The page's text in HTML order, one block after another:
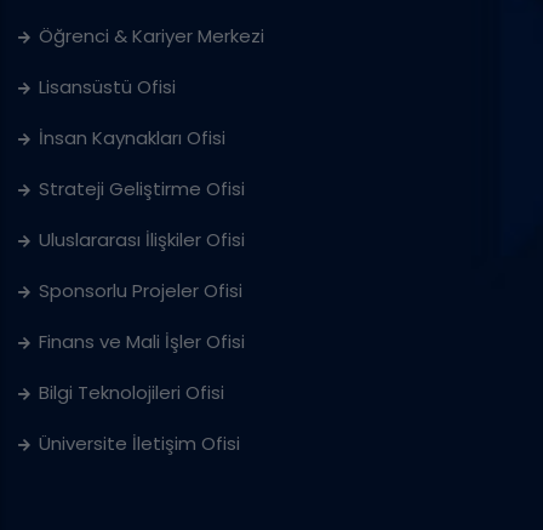
Öğrenci & Kariyer Merkezi
Lisansüstü Ofisi
İnsan Kaynakları Ofisi
Strateji Geliştirme Ofisi
Uluslararası İlişkiler Ofisi
Sponsorlu Projeler Ofisi
Finans ve Mali İşler Ofisi
Bilgi Teknolojileri Ofisi
Üniversite İletişim Ofisi